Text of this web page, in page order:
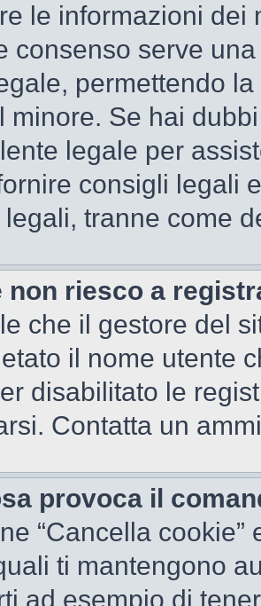
le informazioni dei
consenso serve
permettendo
minore. Se hai
legale per
consigli legali
tranne come
non riesco a
che il gestore del
il nome utente
disabilitato le
Contatta un
provoca il
“Cancella
ti mantengono
ad esempio di